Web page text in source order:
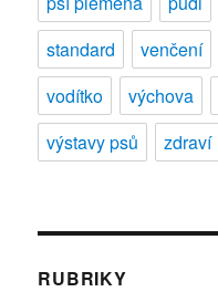
standard
venčení
vodítko
výchova
výstavy psů
zdraví
RUBRIKY